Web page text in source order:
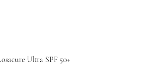
Ultra SPF 50+